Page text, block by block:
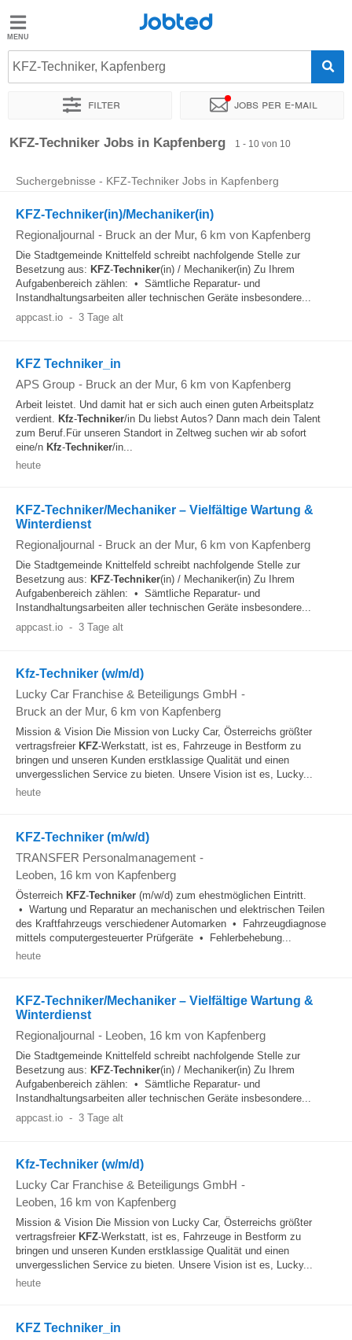
Jobted
Jobs
Jobted
KFZ-Techniker, Kapfenberg
Filter Jobs per e-mail
Sortieren nach Genauer Standort
KFZ-Techniker Jobs in Kapfenberg 1 - 10 von 10
Suchergebnisse - KFZ-Techniker Jobs in Kapfenberg
KFZ-Techniker(in)/Mechaniker(in)
Regionaljournal - Bruck an der Mur, 6 km von Kapfenberg
Die Stadtgemeinde Knittelfeld schreibt nachfolgende Stelle zur
Besetzung aus: KFZ-Techniker(in) / Mechaniker(in) Zu Ihrem
Aufgabenbereich zählen: • Sämtliche Reparatur- und
Instandhaltungsarbeiten aller technischen Geräte insbesondere...
appcast.io - 3 Tage alt
KFZ Techniker_in
APS Group - Bruck an der Mur, 6 km von Kapfenberg
Arbeit leistet. Und damit hat er sich auch einen guten Arbeitsplatz
verdient. Kfz-Techniker/in Du liebst Autos? Dann mach dein Talent
zum Beruf.Für unseren Standort in Zeltweg suchen wir ab sofort
eine/n Kfz-Techniker/in...
heute
KFZ-Techniker/Mechaniker – Vielfältige Wartung &
Winterdienst
Regionaljournal - Bruck an der Mur, 6 km von Kapfenberg
Die Stadtgemeinde Knittelfeld schreibt nachfolgende Stelle zur
Besetzung aus: KFZ-Techniker(in) / Mechaniker(in) Zu Ihrem
Aufgabenbereich zählen: • Sämtliche Reparatur- und
Instandhaltungsarbeiten aller technischen Geräte insbesondere...
appcast.io - 3 Tage alt
Kfz-Techniker (w/m/d)
Lucky Car Franchise & Beteiligungs GmbH -
Bruck an der Mur, 6 km von Kapfenberg
Mission & Vision Die Mission von Lucky Car, Österreichs größter
vertragsfreier KFZ-Werkstatt, ist es, Fahrzeuge in Bestform zu
bringen und unseren Kunden erstklassige Qualität und einen
unvergesslichen Service zu bieten. Unsere Vision ist es, Lucky...
heute
KFZ-Techniker (m/w/d)
TRANSFER Personalmanagement -
Leoben, 16 km von Kapfenberg
Österreich KFZ-Techniker (m/w/d) zum ehestmöglichen Eintritt.
• Wartung und Reparatur an mechanischen und elektrischen Teilen
des Kraftfahrzeugs verschiedener Automarken • Fahrzeugdiagnose
mittels computergesteuerter Prüfgeräte • Fehlerbehebung...
heute
KFZ-Techniker/Mechaniker – Vielfältige Wartung &
Winterdienst
Regionaljournal - Leoben, 16 km von Kapfenberg
Die Stadtgemeinde Knittelfeld schreibt nachfolgende Stelle zur
Besetzung aus: KFZ-Techniker(in) / Mechaniker(in) Zu Ihrem
Aufgabenbereich zählen: • Sämtliche Reparatur- und
Instandhaltungsarbeiten aller technischen Geräte insbesondere...
appcast.io - 3 Tage alt
Kfz-Techniker (w/m/d)
Lucky Car Franchise & Beteiligungs GmbH -
Leoben, 16 km von Kapfenberg
Mission & Vision Die Mission von Lucky Car, Österreichs größter
vertragsfreier KFZ-Werkstatt, ist es, Fahrzeuge in Bestform zu
bringen und unseren Kunden erstklassige Qualität und einen
unvergesslichen Service zu bieten. Unsere Vision ist es, Lucky...
heute
KFZ Techniker_in